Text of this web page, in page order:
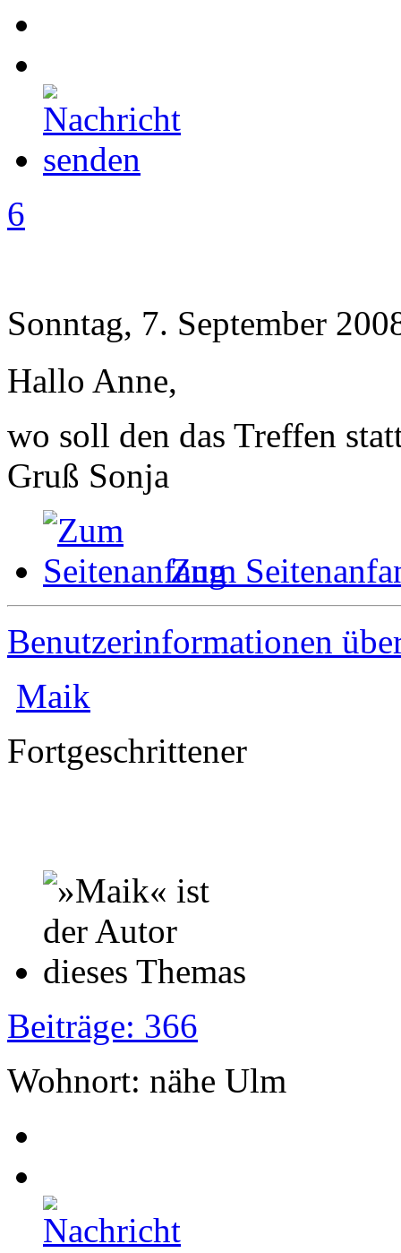
6
Sonntag, 7. September
Hallo Anne,
wo soll den das Treffen
Gruß Sonja
Zum
Benutzerinformationen
Maik
Fortgeschrittener
Beiträge: 366
Wohnort: nähe Ulm